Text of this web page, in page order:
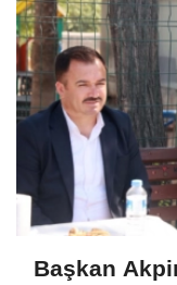
Başkan